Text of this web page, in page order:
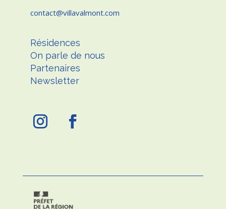
contact
villavalmont.com
Résidences
On parle de nous
Partenaires
Newsletter